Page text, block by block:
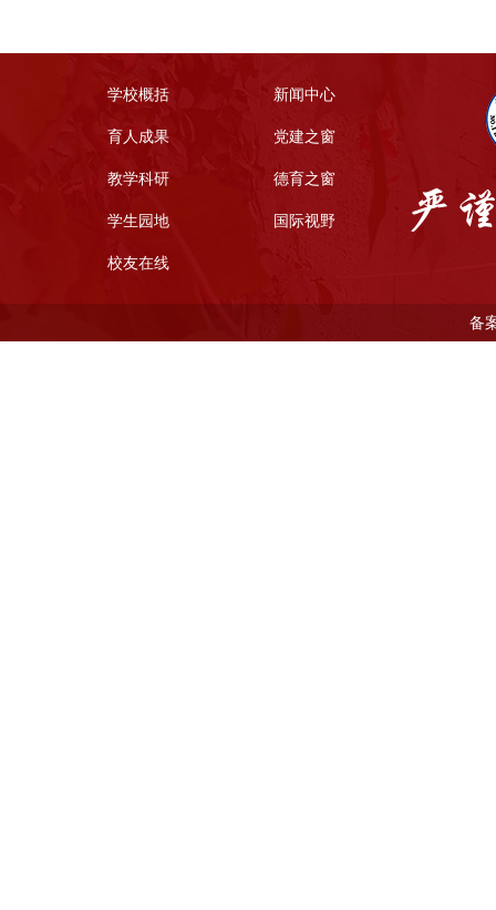
学校概括 新闻中心
育人成果 党建之窗
教学科研 德育之窗
学生园地 国际视野
校友在线
备